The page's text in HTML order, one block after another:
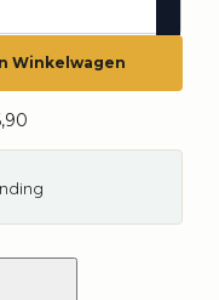
Winkelwagen